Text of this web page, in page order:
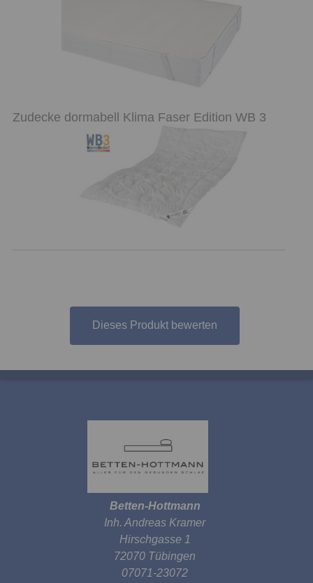
Zudecke dormabell Klima Faser Edition WB 3
Dieses Produkt bewerten
Betten-Hottmann
Inh. Andreas Kramer
Hirschgasse 1
72070 Tübingen
07071-23072